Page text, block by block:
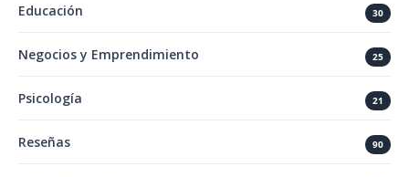
Educación 30
Negocios y Emprendimiento 25
Psicología 21
Reseñas 90